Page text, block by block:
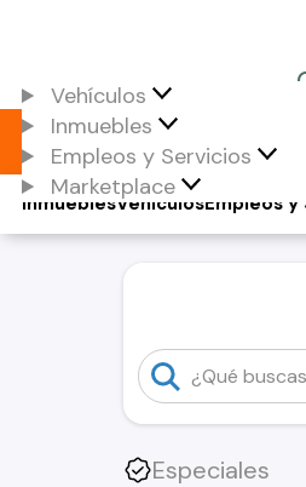
Vehículos
Inmuebles
Empleos y Servicios
Marketplace
Vehículos
Inmuebles Empleos
Especiales